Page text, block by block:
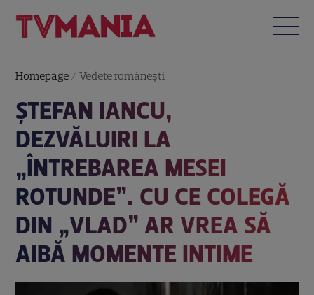
Homepage /Vedete româneşti
ȘTEFAN IANCU,
DEZVĂLUIRI LA
„ÎNTREBAREA MESEI
ROTUNDE”. CU CE COLEGĂ
DIN „VLAD” AR VREA SĂ
AIBĂ MOMENTE INTIME